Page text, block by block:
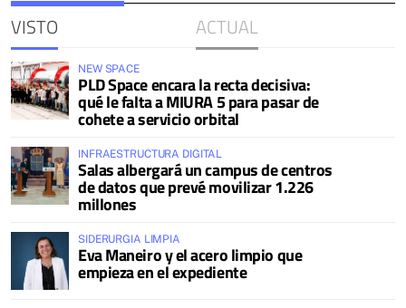
VISTO ACTUAL
NEW SPACE
PLD Space encara la recta decisiva:
qué le falta a MIURA 5 para pasar de
cohete a servicio orbital
INFRAESTRUCTURA DIGITAL
Salas albergará un campus de centros
de datos que prevé movilizar 1.226
millones
SIDERURGIA LIMPIA
Eva Maneiro y el acero limpio que
empieza en el expediente